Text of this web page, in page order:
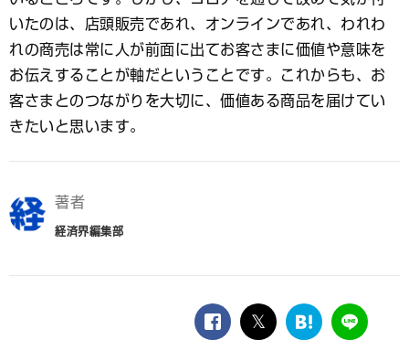
いたのは、店頭販売であれ、オンラインであれ、われわ
れの商売は常に人が前面に出てお客さまに価値や意味を
お伝えすることが軸だということです。これからも、お
客さまとのつながりを大切に、価値ある商品を届けてい
きたいと思います。
著者
経済界編集部
facebook
twitter
は
LINE